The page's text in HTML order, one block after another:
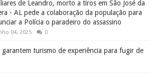
de Leandro, morto a tiros em São José da
- AL pede a colaboração da população para
a Polícia o paradeiro do assassino
04, 2025 0
garantem turismo de experiência para fugir de